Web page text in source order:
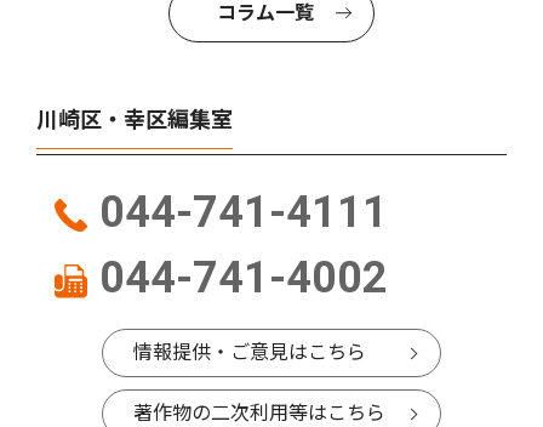
コラム一覧
川崎区・幸区編集室
044-741-4111
044-741-4002
情報提供・ご意見はこちら
著作物の二次利用等はこちら